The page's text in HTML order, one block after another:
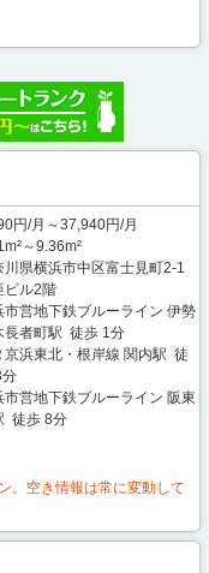
円/月～37,940円/月
～9.36m²
川県横浜市中区富士見町2-1
ビル2階
市営地下鉄ブルーライン 伊勢
長者町駅 徒歩 1分
京浜東北・根岸線 関内駅 徒
市営地下鉄ブルーライン 阪東
徒歩 8分
。空き情報は常に変動して